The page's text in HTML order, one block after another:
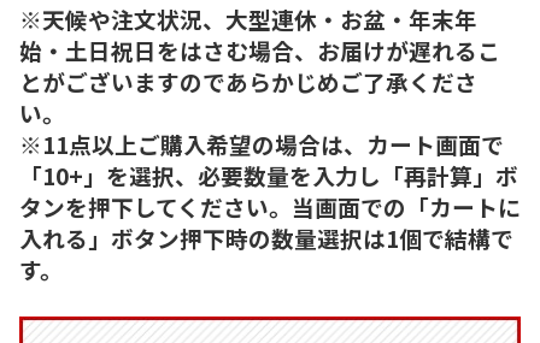
※天候や注文状況、大型連休・お盆・年末年
始・土日祝日をはさむ場合、お届けが遅れるこ
とがございますのであらかじめご了承くださ
い。
※11点以上ご購入希望の場合は、カート画面で
「10+」を選択、必要数量を入力し「再計算」ボ
タンを押下してください。当画面での「カートに
入れる」ボタン押下時の数量選択は1個で結構で
す。